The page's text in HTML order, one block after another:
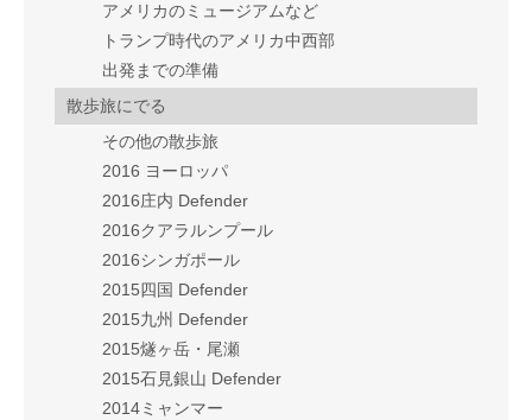
アメリカのミュージアムなど
トランプ時代のアメリカ中西部
出発までの準備
散歩旅にでる
その他の散歩旅
2016 ヨーロッパ
2016庄内 Defender
2016クアラルンプール
2016シンガポール
2015四国 Defender
2015九州 Defender
2015燧ヶ岳・尾瀬
2015石見銀山 Defender
2014ミャンマー